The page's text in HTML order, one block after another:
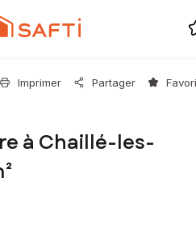
Imprimer Partager
à Chaillé-les-